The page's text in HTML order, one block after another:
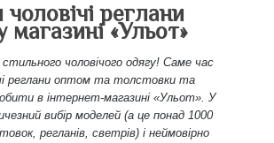
реглани
магазині «Ульот»
чоловічого одягу! Саме час
реглани оптом та толстовки та
в інтернет-магазині «Ульот». У
вибір моделей (а це понад 1000
регланів, светрів) і неймовірно